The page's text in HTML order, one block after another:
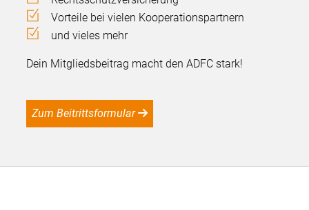
Vorteile bei vielen Kooperationspartnern
und vieles mehr
Dein Mitgliedsbeitrag macht den ADFC stark!
Zum Beitrittsformular